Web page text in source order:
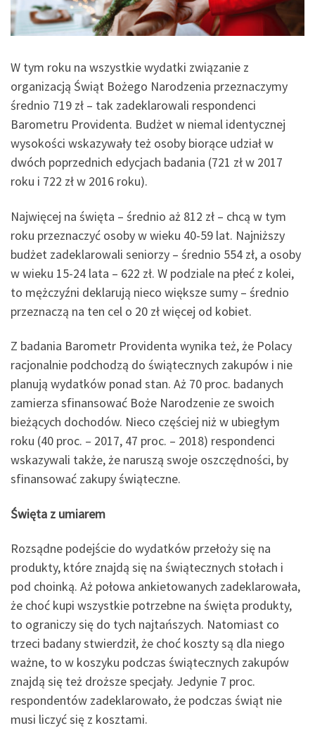
W tym roku na wszystkie wydatki związanie z
organizacją Świąt Bożego Narodzenia przeznaczymy
średnio 719 zł – tak zadeklarowali respondenci
Barometru Providenta. Budżet w niemal identycznej
wysokości wskazywały też osoby biorące udział w
dwóch poprzednich edycjach badania (721 zł w 2017
roku i 722 zł w 2016 roku).
Najwięcej na święta – średnio aż 812 zł – chcą w tym
roku przeznaczyć osoby w wieku 40-59 lat. Najniższy
budżet zadeklarowali seniorzy – średnio 554 zł, a osoby
w wieku 15-24 lata – 622 zł. W podziale na płeć z kolei,
to mężczyźni deklarują nieco większe sumy – średnio
przeznaczą na ten cel o 20 zł więcej od kobiet.
Z badania Barometr Providenta wynika też, że Polacy
racjonalnie podchodzą do świątecznych zakupów i nie
planują wydatków ponad stan. Aż 70 proc. badanych
zamierza sfinansować Boże Narodzenie ze swoich
bieżących dochodów. Nieco częściej niż w ubiegłym
roku (40 proc. – 2017, 47 proc. – 2018) respondenci
wskazywali także, że naruszą swoje oszczędności, by
sfinansować zakupy świąteczne.
Święta z umiarem
Rozsądne podejście do wydatków przełoży się na
produkty, które znajdą się na świątecznych stołach i
pod choinką. Aż połowa ankietowanych zadeklarowała,
że choć kupi wszystkie potrzebne na święta produkty,
to ograniczy się do tych najtańszych. Natomiast co
trzeci badany stwierdził, że choć koszty są dla niego
ważne, to w koszyku podczas świątecznych zakupów
znajdą się też droższe specjały. Jedynie 7 proc.
respondentów zadeklarowało, że podczas świąt nie
musi liczyć się z kosztami.